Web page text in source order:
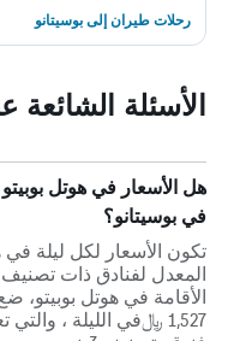
رحلات طيران إلى بوسيتانو
الأسئلة الشائعة
في بوسيتانو؟
الأقامة في هوتل بوبيتو،
1,527 ﷼في الليلة ،